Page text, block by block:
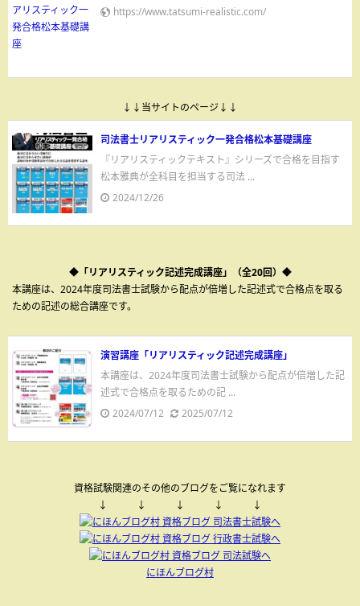
https://www.tatsumi-realistic.com/
↓↓当サイトのページ↓↓
司法書士リアリスティック一発合格松本基礎講座
『リアリスティックテキスト』シリーズで合格を目指す
松本雅典が全科目を担当する司法 ...
2024/12/26
◆「リアリスティック記述完成講座」（全20回）◆
本講座は、2024年度司法書士試験から配点が倍増した記述式で合格点を取る
ための記述の総合講座です。
演習講座「リアリスティック記述完成講座」
本講座は、2024年度司法書士試験から配点が倍増した記
述式で合格点を取るための記 ...
2024/07/12
2025/07/12
資格試験関連のその他のブログをご覧になれます
↓ ↓ ↓ ↓ ↓
にほんブログ村